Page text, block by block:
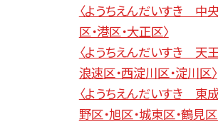
〈ようちえんだいすき 中
区・港区・大正区〉
〈ようちえんだいすき 天
浪速区・西淀川区・淀川区〉
〈ようちえんだいすき 東
野区・旭区・城東区・鶴見区